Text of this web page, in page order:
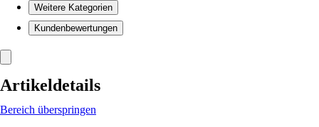
Weitere Kategorien
Kundenbewertungen
Artikeldetails
Bereich überspringen